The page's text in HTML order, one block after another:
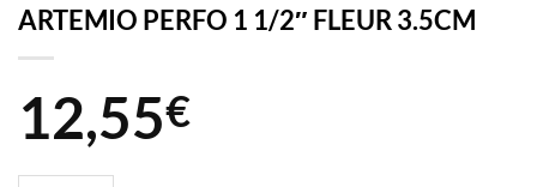
ARTEMIO PERFO 1 1/2″ FLEUR 3.5CM
12,55€